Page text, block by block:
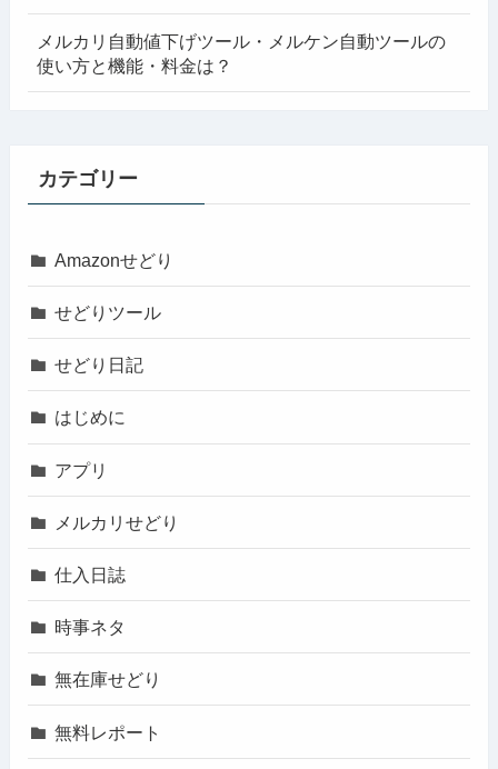
メルカリ自動値下げツール・メルケン自動ツールの
使い方と機能・料金は？
カテゴリー
Amazonせどり
せどりツール
せどり日記
はじめに
アプリ
メルカリせどり
仕入日誌
時事ネタ
無在庫せどり
無料レポート